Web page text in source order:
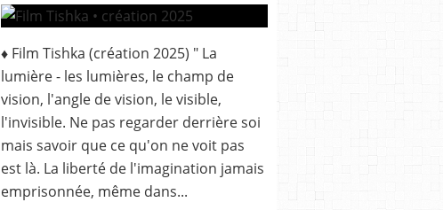
♦ Film Tishka (création 2025) " La
lumière - les lumières, le champ de
vision, l'angle de vision, le visible,
l'invisible. Ne pas regarder derrière soi
mais savoir que ce qu'on ne voit pas
est là. La liberté de l'imagination jamais
emprisonnée, même dans...